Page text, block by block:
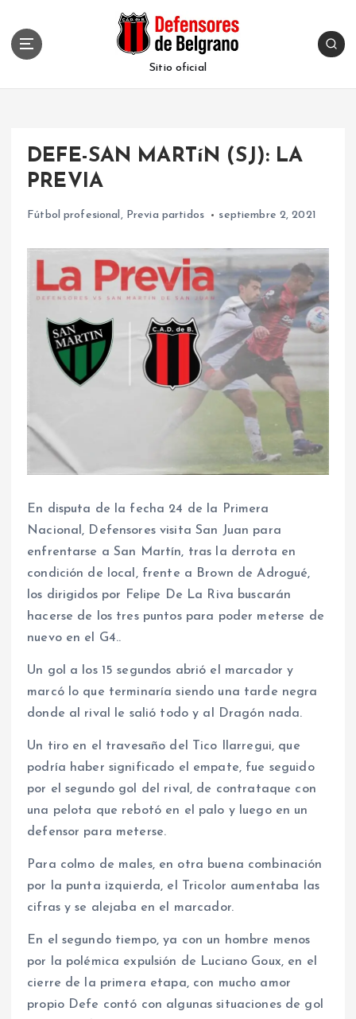
Sitio oficial
DEFE-SAN MARTíN (SJ): LA
PREVIA
Fútbol profesional, Previa partidos septiembre 2, 2021
En disputa de la fecha 24 de la Primera
Nacional, Defensores visita San Juan para
enfrentarse a San Martín, tras la derrota en
condición de local, frente a Brown de Adrogué,
los dirigidos por Felipe De La Riva buscarán
hacerse de los tres puntos para poder meterse de
nuevo en el G4..
Un gol a los 15 segundos abrió el marcador y
marcó lo que terminaría siendo una tarde negra
donde al rival le salió todo y al Dragón nada.
Un tiro en el travesaño del Tico Ilarregui, que
podría haber significado el empate, fue seguido
por el segundo gol del rival, de contrataque con
una pelota que rebotó en el palo y luego en un
defensor para meterse.
Para colmo de males, en otra buena combinación
por la punta izquierda, el Tricolor aumentaba las
cifras y se alejaba en el marcador.
En el segundo tiempo, ya con un hombre menos
por la polémica expulsión de Luciano Goux, en el
cierre de la primera etapa, con mucho amor
propio Defe contó con algunas situaciones de gol